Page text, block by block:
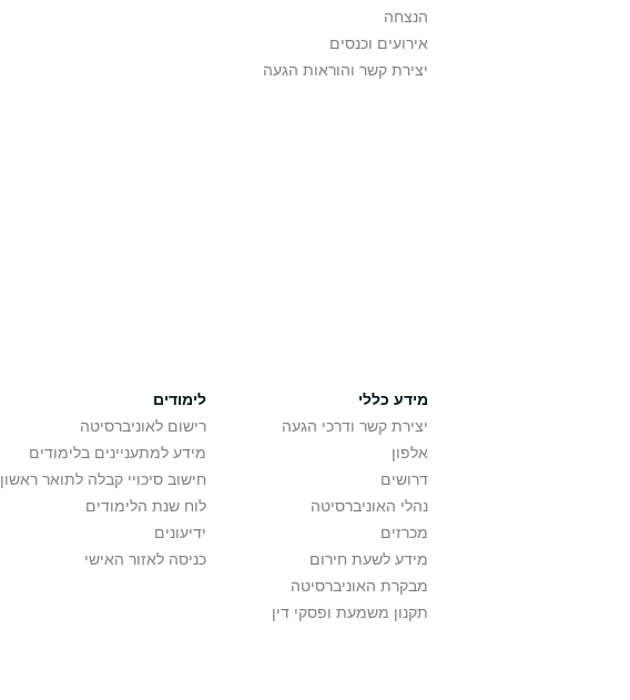
הנצחה
אירועים וכנסים
יצירת קשר והוראות הגעה
מידע כללי
יצירת קשר ודרכי הגעה
אלפון
דרושים
נהלי האוניברסיטה
מכרזים
מידע לשעת חירום
מבקרת האוניברסיטה
תקנון משמעת ופסקי דין
לימודים
רישום לאוניברסיטה
מידע למתעניינים בלימודים
חישוב סיכויי קבלה לתואר ראשון
לוח שנת הלימודים
ידיעונים
כניסה לאזור האישי